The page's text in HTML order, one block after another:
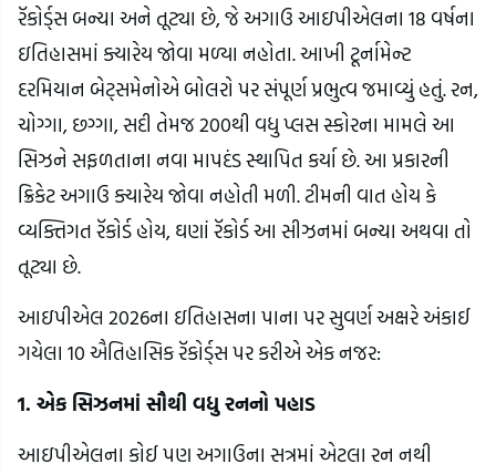
રૅકોર્ડ્સ બન્યા અને તૂટ્યા છે, જે અગાઉ આઇપીએલના 18 વર્ષના
ઇતિહાસમાં ક્યારેય જોવા મળ્યા નહોતા. આખી ટૂર્નામેન્ટ
દરમિયાન બેટ્સમેનોએ બોલરો પર સંપૂર્ણ પ્રભુત્વ જમાવ્યું હતું. રન,
ચોગ્ગા, છગ્ગા, સદી તેમજ 200થી વધુ પ્લસ સ્કોરના મામલે આ
સિઝને સફળતાના નવા માપદંડ સ્થાપિત કર્યા છે. આ પ્રકારની
ક્રિકેટ અગાઉ ક્યારેય જોવા નહોતી મળી. ટીમની વાત હોય કે
વ્યક્તિગત રૅકોર્ડ હોય, ઘણાં રૅકોર્ડ આ સીઝનમાં બન્યા અથવા તો
તૂટ્યા છે.
આઇપીએલ 2026ના ઇતિહાસના પાના પર સુવર્ણ અક્ષરે અંકાઈ
ગયેલા 10 ઐતિહાસિક રૅકોર્ડ્સ પર કરીએ એક નજર:
1. એક સિઝનમાં સૌથી વધુ રનનો પહાડ
આઇપીએલના કોઈ પણ અગાઉના સત્રમાં એટલા રન નથી